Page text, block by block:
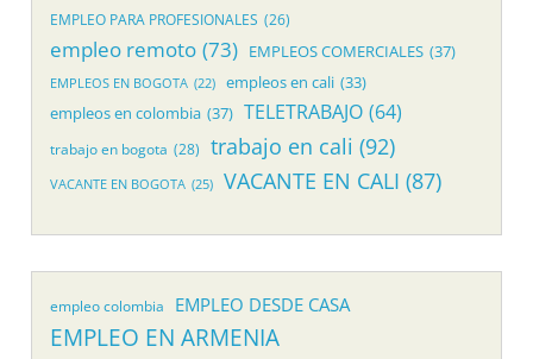
EMPLEO PARA PROFESIONALES (26)
empleo remoto (73) EMPLEOS COMERCIALES (37)
EMPLEOS EN BOGOTA (22) empleos en cali (33)
empleos en colombia (37) TELETRABAJO (64)
trabajo en bogota (28) trabajo en cali (92)
VACANTE EN BOGOTA (25) VACANTE EN CALI (87)
empleo colombia EMPLEO DESDE CASA
EMPLEO EN ARMENIA